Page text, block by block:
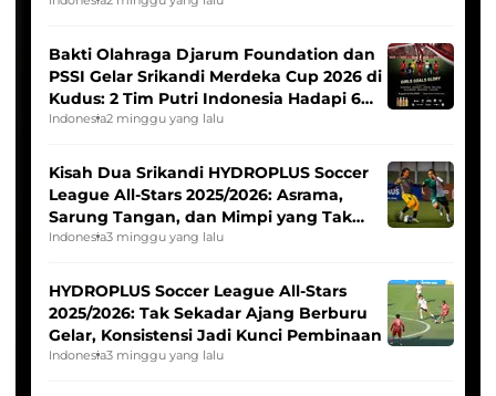
Bakti Olahraga Djarum Foundation dan
PSSI Gelar Srikandi Merdeka Cup 2026 di
Kudus: 2 Tim Putri Indonesia Hadapi 6
Tim Asia
Indonesia2 minggu yang lalu
Kisah Dua Srikandi HYDROPLUS Soccer
League All-Stars 2025/2026: Asrama,
Sarung Tangan, dan Mimpi yang Tak
Pernah Padam
Indonesia3 minggu yang lalu
HYDROPLUS Soccer League All-Stars
2025/2026: Tak Sekadar Ajang Berburu
Gelar, Konsistensi Jadi Kunci Pembinaan
Indonesia3 minggu yang lalu